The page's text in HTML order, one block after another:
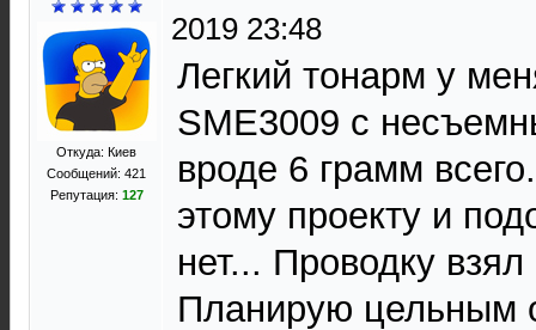
Откуда: Киев
Сообщений: 421
Репутация: 127
2019 23:48
Легкий тонарм у
SME3009 с
вроде 6 грамм
этому проекту и
нет... Проводку
Планирую цельным